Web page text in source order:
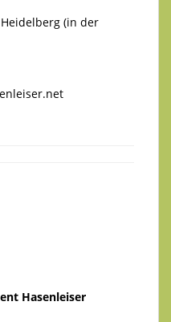
(in der
Hasenleiser